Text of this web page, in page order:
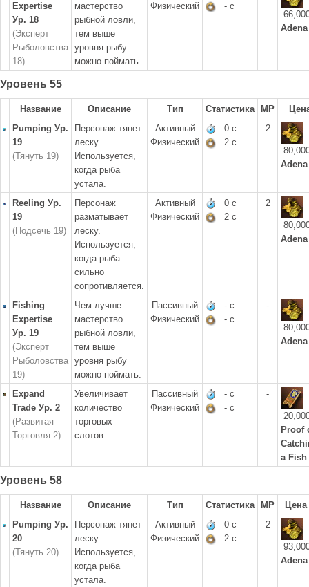
Expertise
Ур. 18
(Эксперт
Рыболовства
18)
мастерство
рыбной ловли,
тем выше
уровня рыбу
можно поймать.
Физический
- с
Adena
Уровень 55
Название Описание Тип Статистика MP
Pumping Ур.
19
(Тянуть 19)
Персонаж тянет
леску.
Используется,
когда рыба
устала.
Активный
Физический
0 с
2 с
2
Adena
Reeling Ур.
19
(Подсечь 19)
Персонаж
разматывает
леску.
Используется,
когда рыба
сильно
сопротивляется.
Активный
Физический
0 с
2 с
2
Adena
Fishing
Expertise
Ур. 19
(Эксперт
Рыболовства
19)
Чем лучше
мастерство
рыбной ловли,
тем выше
уровня рыбу
можно поймать.
Пассивный
Физический
- с
- с
-
Adena
Expand
Trade Ур. 2
(Развитая
Торговля 2)
Увеличивает
количество
торговых
слотов.
Пассивный
Физический
- с
- с
-
Proof
a Fish
Уровень 58
Название Описание Тип Статистика MP
Цена
Pumping Ур.
20
(Тянуть 20)
Персонаж тянет
леску.
Используется,
когда рыба
устала.
Активный
Физический
0 с
2 с
2
Adena